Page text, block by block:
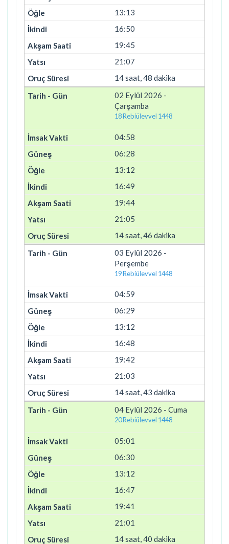
13:13
16:50
19:45
21:07
14 saat, 48 dakika
02 Eylül 2026 -
Çarşamba
18 Rebiülevvel 1448
04:58
06:28
13:12
16:49
19:44
21:05
14 saat, 46 dakika
03 Eylül 2026 -
Perşembe
19 Rebiülevvel 1448
04:59
06:29
13:12
16:48
19:42
21:03
14 saat, 43 dakika
04 Eylül 2026 - Cuma
20 Rebiülevvel 1448
05:01
06:30
13:12
16:47
19:41
21:01
14 saat, 40 dakika